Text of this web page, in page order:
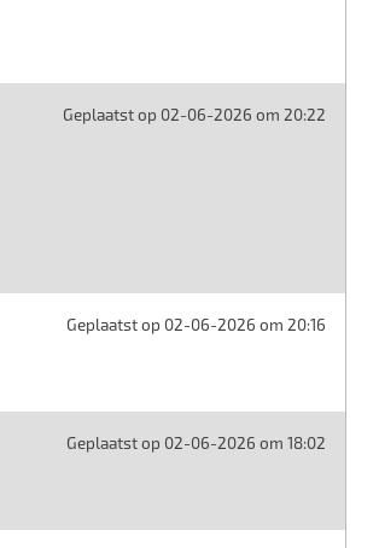
Geplaatst op 02-06-2026 om 20:22
Geplaatst op 02-06-2026 om 20:16
Geplaatst op 02-06-2026 om 18:02